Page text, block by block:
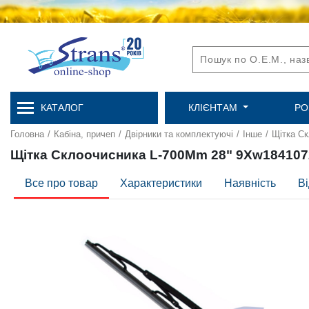
КАТАЛОГ КЛІЄНТАМ
Головна / Кабіна, причеп / Двірники та комплектуючі / Інше / Щітка
Щітка Склоочисника L-700Mm 28"
Все про товар Характеристики Наявність